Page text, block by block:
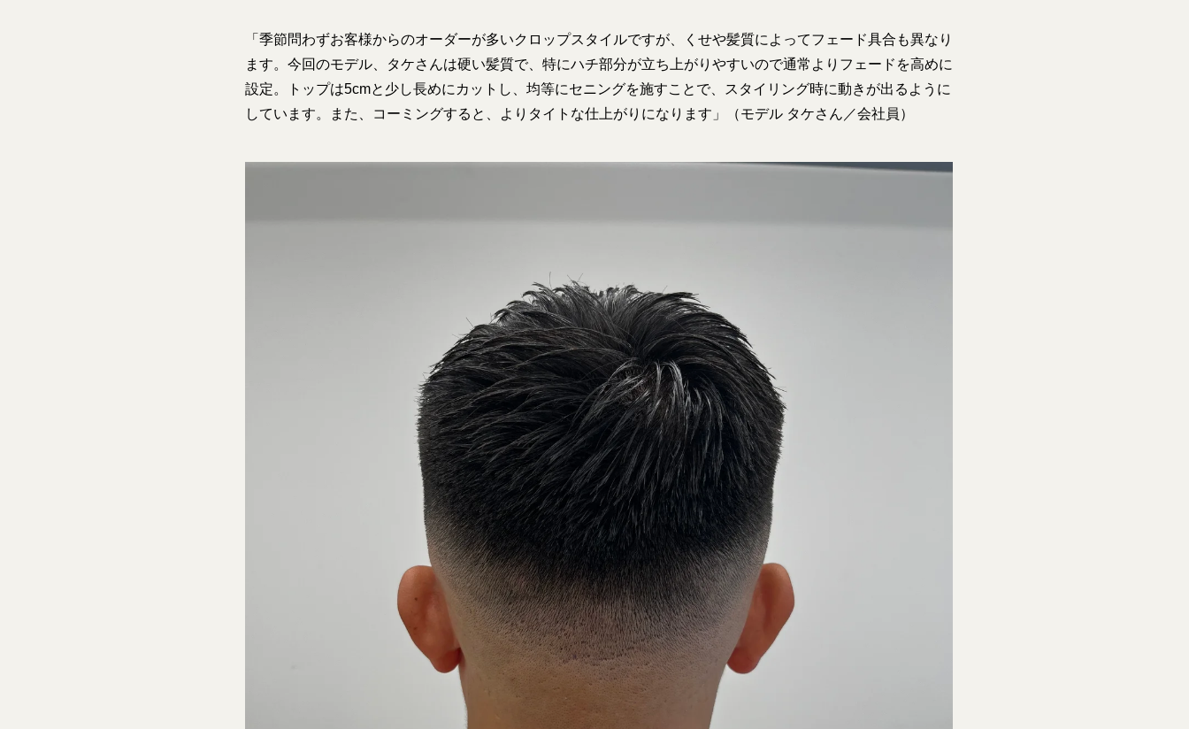
「季節問わずお客様からのオーダーが多いクロップスタイルですが、くせや髪質によってフェード具合も異なり
ます。今回のモデル、タケさんは硬い髪質で、特にハチ部分が立ち上がりやすいので通常よりフェードを高めに
設定。トップは5cmと少し長めにカットし、均等にセニングを施すことで、スタイリング時に動きが出るように
しています。また、コーミングすると、よりタイトな仕上がりになります」（モデル タケさん／会社員）